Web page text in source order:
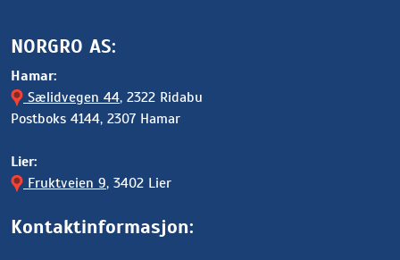
NORGRO AS:
Hamar:
Sælidvegen 44, 2322 Ridabu
Postboks 4144, 2307 Hamar
Lier:
Fruktveien 9, 3402 Lier
Kontaktinformasjon: